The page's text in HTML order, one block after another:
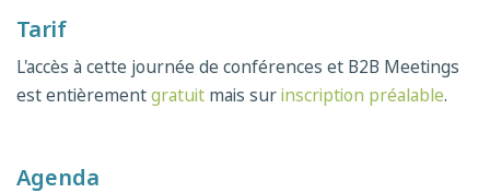
Tarif
L'accès à cette journée de conférences et B2B Meetings
est entièrementgratuit mais surinscription préalable.
Agenda